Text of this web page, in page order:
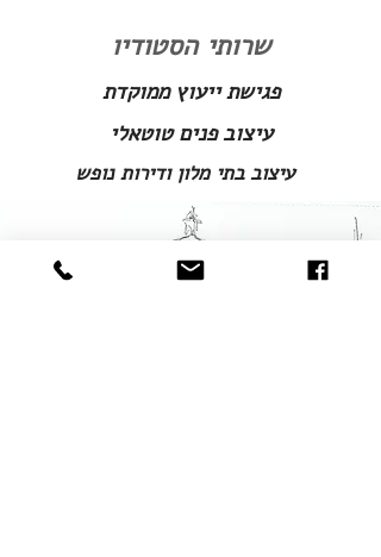
שרותי הסטודיו
פגישת ייעוץ ממוקדת
עיצוב פנים טוטאלי
עיצוב בתי מלון ודירות נופש